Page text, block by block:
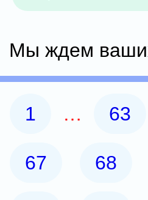
Мы ждем
1 … 63
67 68